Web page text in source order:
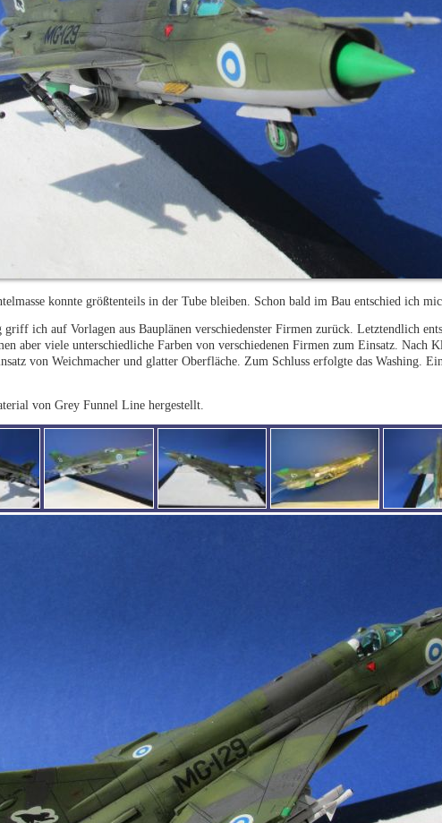
konnte größtenteils in der Tube bleiben. Schon bald im Bau entschied ich
griff ich auf Vorlagen aus Bauplänen verschiedenster Firmen zurück. Letztendlich
aber viele unterschiedliche Farben von verschiedenen Firmen zum Einsatz. Nach
von Weichmacher und glatter Oberfläche. Zum Schluss erfolgte das Washing.
von Grey Funnel Line hergestellt.